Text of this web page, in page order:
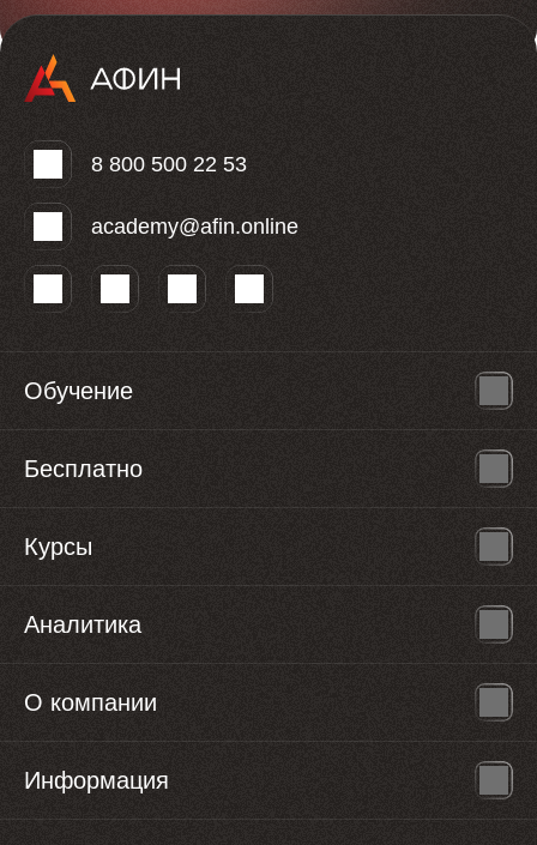
8 800 500 22 53
academy@afin.online
Обучение
Бесплатно
Курсы
Аналитика
О компании
Информация